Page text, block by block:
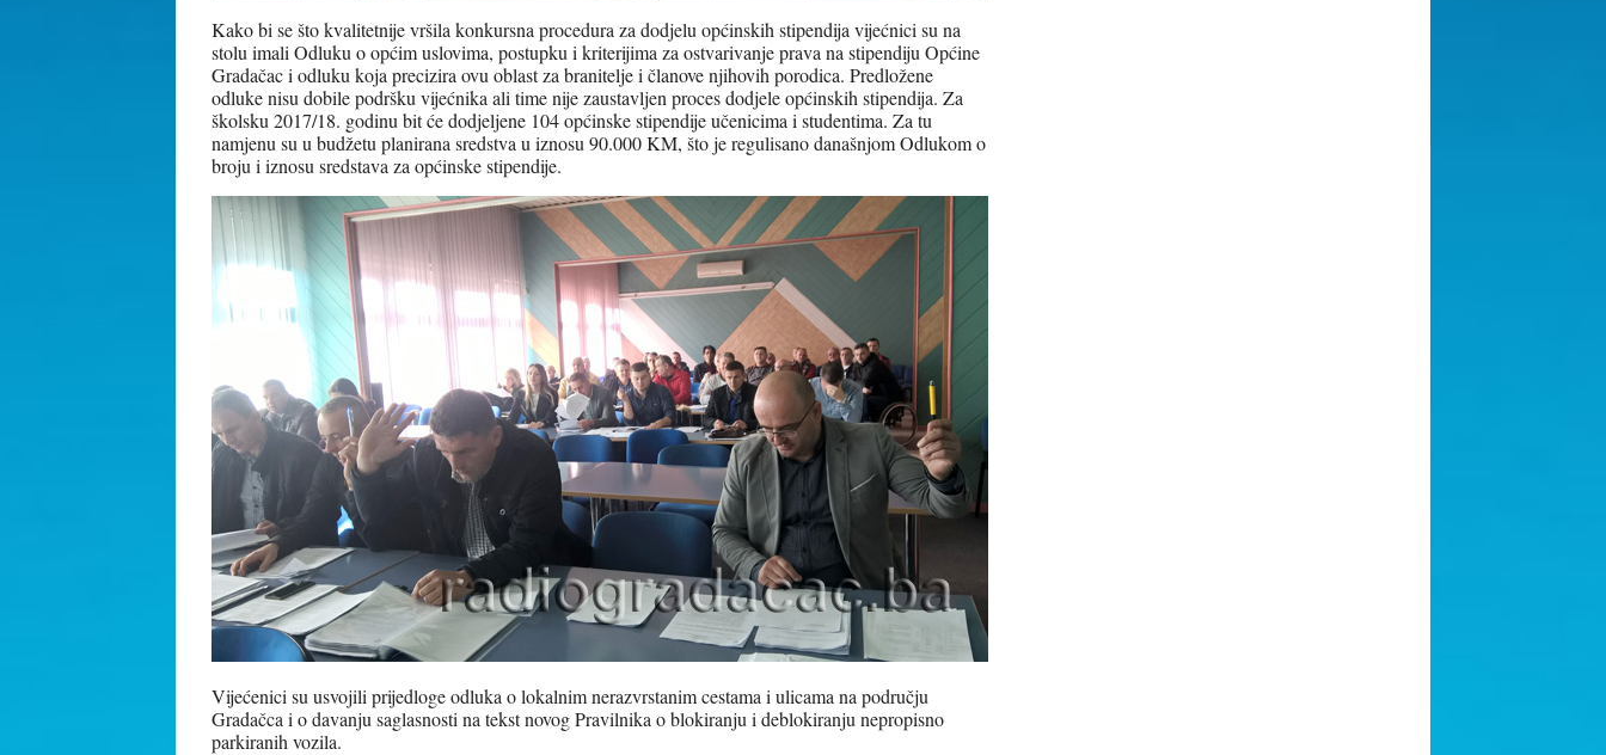
Kako bi se što kvalitetnije vršila konkursna procedura za dodjelu općinskih stipendija vijećnici su na
stolu imali Odluku o općim uslovima, postupku i kriterijima za ostvarivanje prava na stipendiju Općine
Gradačac i odluku koja precizira ovu oblast za branitelje i članove njihovih porodica. Predložene
odluke nisu dobile podršku vijećnika ali time nije zaustavljen proces dodjele općinskih stipendija. Za
školsku 2017/18. godinu bit će dodjeljene 104 općinske stipendije učenicima i studentima. Za tu
namjenu su u budžetu planirana sredstva u iznosu 90.000 KM, što je regulisano današnjom Odlukom o
broju i iznosu sredstava za općinske stipendije.
Vijećenici su usvojili prijedloge odluka o lokalnim nerazvrstanim cestama i ulicama na području
Gradačca i o davanju saglasnosti na tekst novog Pravilnika o blokiranju i deblokiranju nepropisno
parkiranih vozila.